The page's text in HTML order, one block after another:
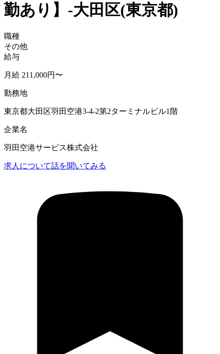
勤あり】-大田区(東京都)
職種
その他
給与
月給 211,000円〜
勤務地
東京都大田区羽田空港3-4-2第2ターミナルビル1階
企業名
羽田空港サービス株式会社
求人について話を聞いてみる